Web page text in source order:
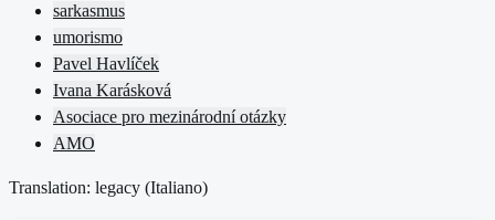
sarkasmus
umorismo
Pavel Havlíček
Ivana Karásková
Asociace pro mezinárodní otázky
AMO
Translation: legacy (Italiano)